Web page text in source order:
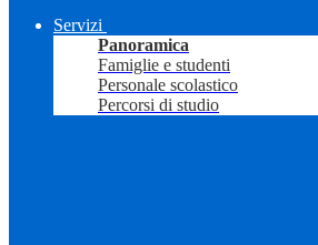
Servizi
Panoramica
Famiglie e studenti
Personale scolastico
Percorsi di studio